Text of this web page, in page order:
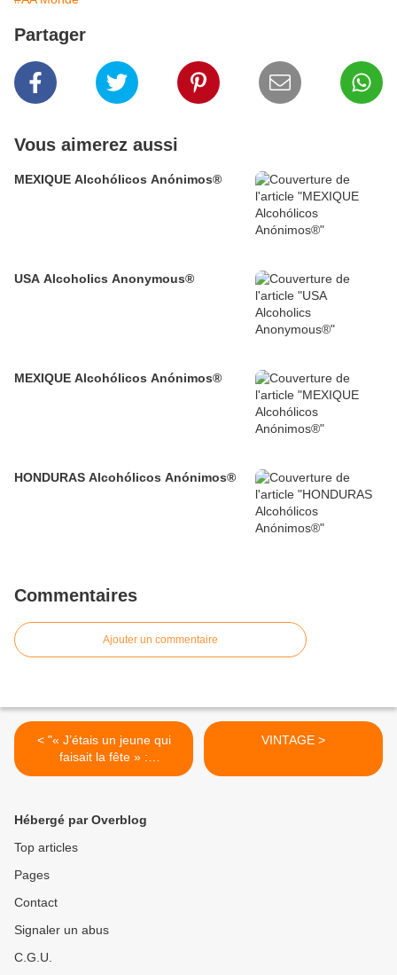
Partager
Vous aimerez aussi
MEXIQUE Alcohólicos Anónimos®
USA Alcoholics Anonymous®
MEXIQUE Alcohólicos Anónimos®
HONDURAS Alcohólicos Anónimos®
Commentaires
Ajouter un commentaire
< "« J’étais un jeune qui
faisait la fête » :
témoignages forts à la
VINTAGE >
Hébergé par Overblog
Top articles
Pages
Contact
Signaler un abus
C.G.U.